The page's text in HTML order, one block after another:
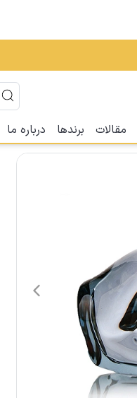
مقالات برندها درباره ما